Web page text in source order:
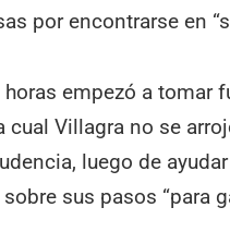
por encontrarse en
empezó a tomar
Villagra no se
luego de
sus pasos “para